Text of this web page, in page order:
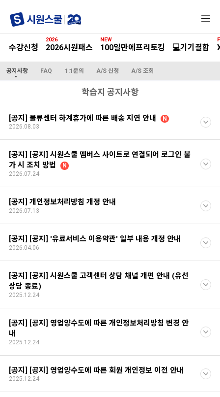
메
수강신청 2026시원패스
2026
100일만에프리토킹
NEW
💻기기결합
공지사항 FAQ 1:1문의 A/S 신청 A/S 조회
학습지 공지사항
[공지] 물류센터 하계휴가에 따른 배송 지연 안내
N
2026.08.03
[공지] [공지] 시원스쿨 멤버스 사이트로 연결되어 로그인 불
가 시 조치 방법
N
2026.07.24
[공지] 개인정보처리방침 개정 안내
2026.07.13
[공지] [공지] '유료서비스 이용약관' 일부 내용 개정 안내
2026.04.06
[공지] [공지] 시원스쿨 고객센터 상담 채널 개편 안내 (유선
상담 종료)
2025.12.24
[공지] [공지] 영업양수도에 따른 개인정보처리방침 변경 안
내
2025.12.24
[공지] [공지] 영업양수도에 따른 회원 개인정보 이전 안내
2025.12.24